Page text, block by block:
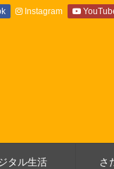
タル生活 さ
Instagram